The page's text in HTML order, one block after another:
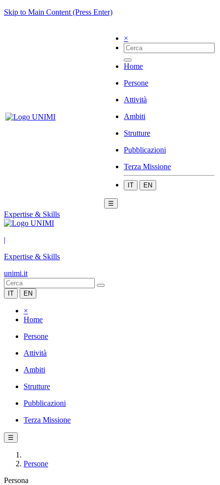
Skip to Main Content (Press Enter)
×
Home
Persone
Attività
Ambiti
Strutture
Pubblicazioni
Terza Missione
IT EN
☰
Expertise & Skills
|
Expertise & Skills
unimi.it
IT EN
×
Home
Persone
Attività
Ambiti
Strutture
Pubblicazioni
Terza Missione
☰
Persone
Persona